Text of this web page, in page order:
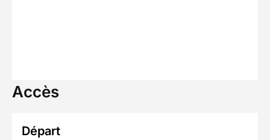
Accès
Départ